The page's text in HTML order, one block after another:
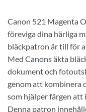
Canon 521 Magenta
föreviga dina härliga
bläckpatron är till för
Med Canonsäkta
dokument och
genom att kombinera
som hjälper färgen att
Denna patron